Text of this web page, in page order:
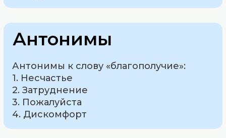
Антонимы
Антонимы к слову «благополучие»:
1. Несчастье
2. Затруднение
3. Пожалуйста
4. Дискомфорт